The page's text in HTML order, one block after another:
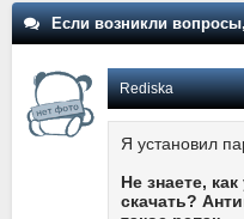
Если возникли
Rediska
Я установил
Не знаете,
скачать?